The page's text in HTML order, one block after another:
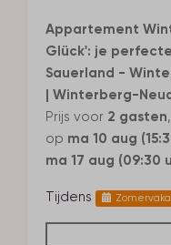
Appartement
Glück': je
Sauerland -
| Winterberg-
Prijs voor 2 gasten,
op ma 10 aug
ma 17 aug (09:30
Tijdens